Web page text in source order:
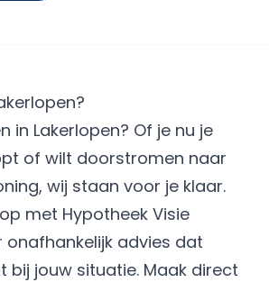
in Lakerlopen? Of je nu je
of wilt doorstromen naar
wij staan voor je klaar.
met Hypotheek Visie
onafhankelijk advies dat
bij jouw situatie. Maak direct